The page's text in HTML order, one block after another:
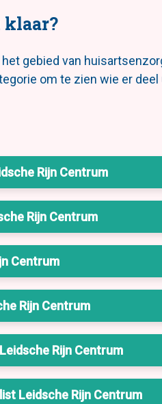
klaar?
gebied van
om te zien wie er
Rijn Centrum
Rijn Centrum
Centrum
Rijn Centrum
Rijn Centrum
Leidsche Rijn Centrum